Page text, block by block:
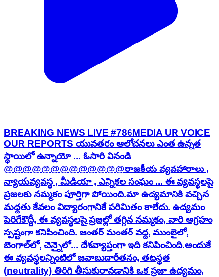
BREAKING NEWS LIVE #786MEDIA UR VOICE
OUR REPORTS యువతరం ఆలోచనలు ఎంత ఉన్నత
స్థాయిలో ఉన్నాయో ... ఓసారి వినండి
@@@@@@@@@@@@@ ​ ​రాజకీయ వ్యవహారాలు ,
న్యాయవ్యవస్థ , మీడియా , ఎన్నికల సంఘం ... ఈ వ్యవస్థలపై
ప్రజలకు నమ్మకం పూర్తిగా పోయింది. ​మా ఉద్యమానికి వచ్చిన
మద్దతు కేవలం విద్యారంగానికే పరిమితం కాలేదు. ఉద్యమం
పెరిగేకొద్దీ, ఈ వ్యవస్థలపై ప్రజల్లో తగ్గిన నమ్మకం, వారి ఆగ్రహం
స్పష్టంగా కనిపించింది. జంతర్ మంతర్ వద్ద, ముంబైలో,
బెంగాల్‌లో, చెన్నైలో... దేశవ్యాప్తంగా ఇది కనిపించింది. ​అందుకే
ఈ వ్యవస్థలన్నింటిలో జవాబుదారీతనం, తటస్థత
(neutrality) తిరిగి తీసుకురావడానికి ఒక ప్రజా ఉద్యమం,